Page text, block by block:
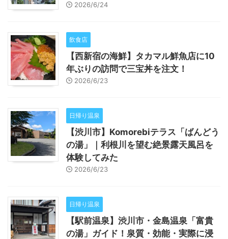
2026/6/24
飲食店
【西新宿の海鮮】タカマル鮮魚店に10
年ぶりの訪問で三宝丼を注文！
2026/6/23
日帰り温泉
【渋川市】Komorebiテラス「ばんどう
の湯」｜利根川を望む絶景露天風呂を
体験してみた
2026/6/23
日帰り温泉
【駅前温泉】渋川市・金島温泉「富貴
の湯」ガイド！泉質・効能・実際に浸